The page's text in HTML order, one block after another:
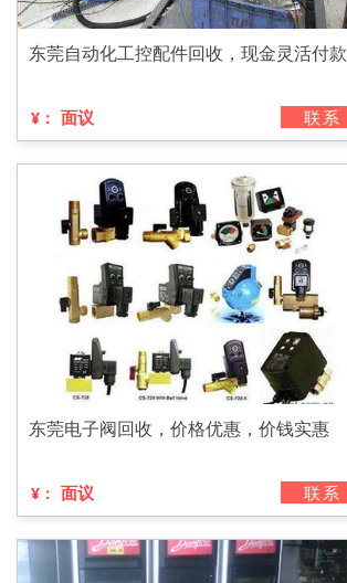
东莞自动化工控配件回收，现金灵活付款
¥： 面议 联系
东莞电子阀回收，价格优惠，价钱实惠
¥： 面议 联系